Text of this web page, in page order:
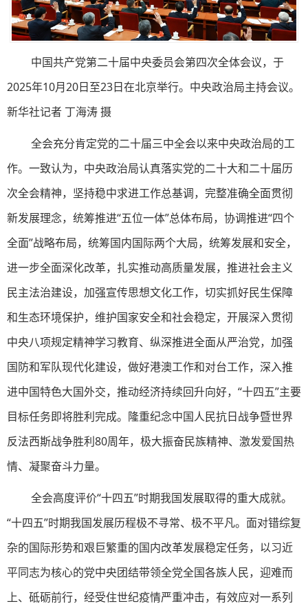
中国共产党第二十届中央委员会第四次全体会议，于
2025年10月20日至23日在北京举行。中央政治局主持会议。
新华社记者 丁海涛 摄
全会充分肯定党的二十届三中全会以来中央政治局的工
作。一致认为，中央政治局认真落实党的二十大和二十届历
次全会精神，坚持稳中求进工作总基调，完整准确全面贯彻
新发展理念，统筹推进“五位一体”总体布局，协调推进“四个
全面”战略布局，统筹国内国际两个大局，统筹发展和安全，
进一步全面深化改革，扎实推动高质量发展，推进社会主义
民主法治建设，加强宣传思想文化工作，切实抓好民生保障
和生态环境保护，维护国家安全和社会稳定，开展深入贯彻
中央八项规定精神学习教育、纵深推进全面从严治党，加强
国防和军队现代化建设，做好港澳工作和对台工作，深入推
进中国特色大国外交，推动经济持续回升向好，“十四五”主要
目标任务即将胜利完成。隆重纪念中国人民抗日战争暨世界
反法西斯战争胜利80周年，极大振奋民族精神、激发爱国热
情、凝聚奋斗力量。
全会高度评价“十四五”时期我国发展取得的重大成就。
“十四五”时期我国发展历程极不寻常、极不平凡。面对错综复
杂的国际形势和艰巨繁重的国内改革发展稳定任务，以习近
平同志为核心的党中央团结带领全党全国各族人民，迎难而
上、砥砺前行，经受住世纪疫情严重冲击，有效应对一系列